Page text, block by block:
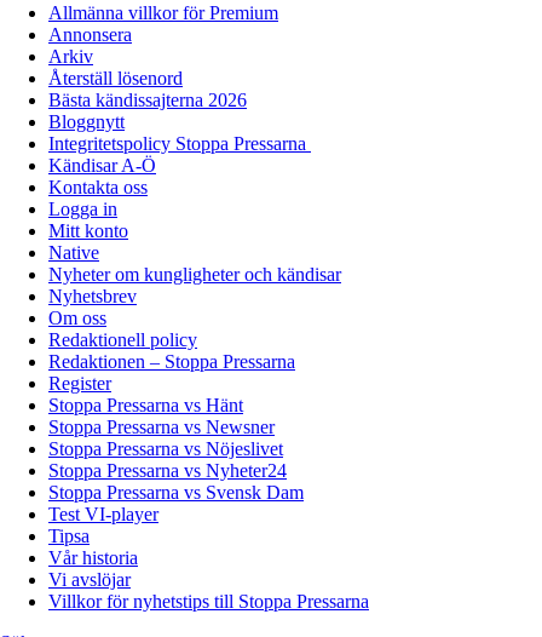
Allmänna villkor för Premium
Annonsera
Arkiv
Återställ lösenord
Bästa kändissajterna 2026
Bloggnytt
Integritetspolicy Stoppa Pressarna
Kändisar A-Ö
Kontakta oss
Logga in
Mitt konto
Native
Nyheter om kungligheter och kändisar
Nyhetsbrev
Om oss
Redaktionell policy
Redaktionen – Stoppa Pressarna
Register
Stoppa Pressarna vs Hänt
Stoppa Pressarna vs Newsner
Stoppa Pressarna vs Nöjeslivet
Stoppa Pressarna vs Nyheter24
Stoppa Pressarna vs Svensk Dam
Test VI-player
Tipsa
Vår historia
Vi avslöjar
Villkor för nyhetstips till Stoppa Pressarna